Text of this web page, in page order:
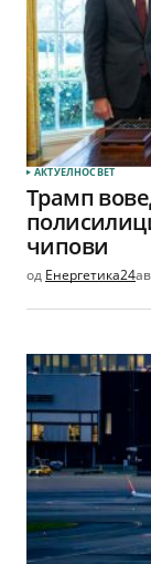
АКТУЕЛНОСВЕТ
Трамп
чипови
од Енергетика24